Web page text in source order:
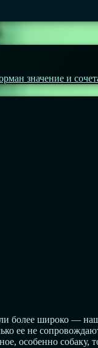
значение и
более широко —
ее не
особенно собаку,